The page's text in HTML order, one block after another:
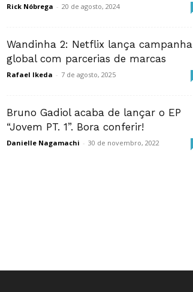
Rick Nóbrega - 20 de agosto, 2024
Wandinha 2: Netflix lança campanha
global com parcerias de marcas
Rafael Ikeda - 7 de agosto, 2025
Bruno Gadiol acaba de lançar o EP
“Jovem PT. 1”. Bora conferir!
Danielle Nagamachi - 30 de novembro, 2022